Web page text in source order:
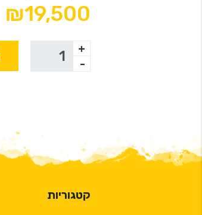
₪19,500
+
-
קטגוריות